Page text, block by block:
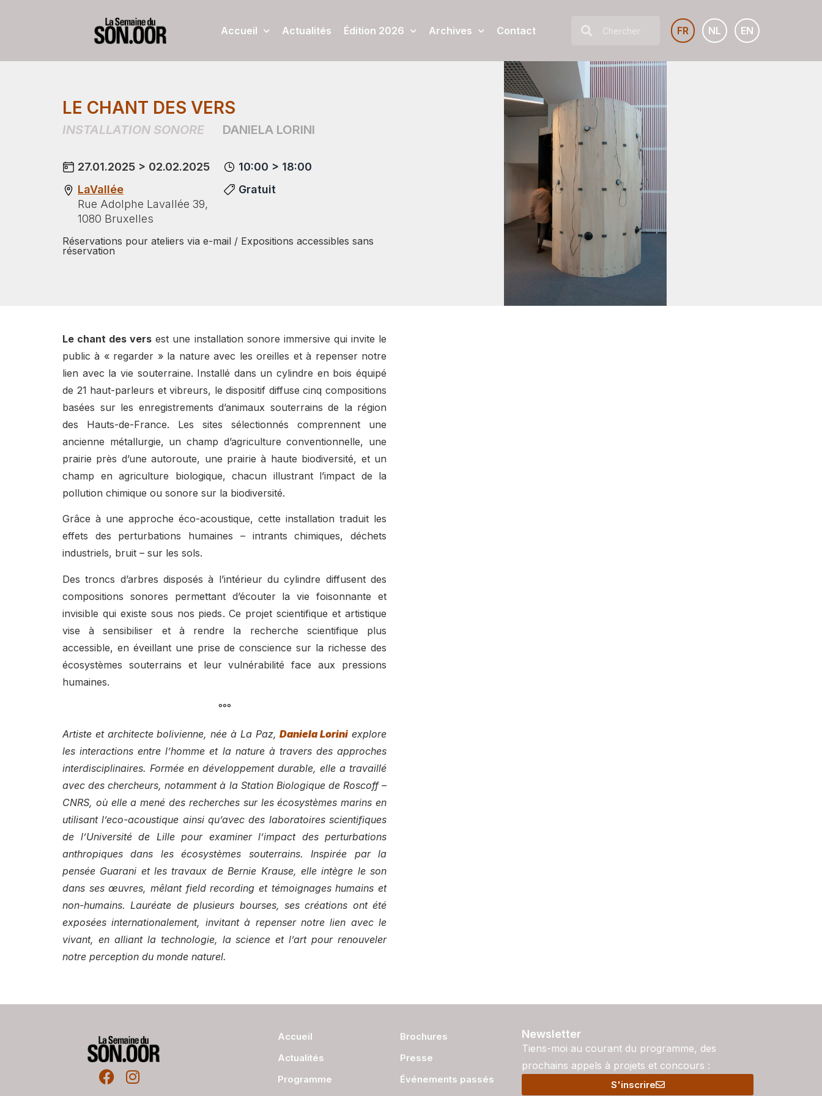
Accueil Actualités Édition 2026 Archives Contact FR NL EN
LE CHANT DES VERS
INSTALLATION SONORE DANIELA LORINI
27.01.2025 > 02.02.2025
LaVallée
Rue Adolphe Lavallée 39,
1080 Bruxelles
10:00 > 18:00
Gratuit
Réservations pour ateliers via e-mail / Expositions accessibles sans
réservation
Le chant des vers est une installation sonore immersive qui invite le
public à « regarder » la nature avec les oreilles et à repenser notre
lien avec la vie souterraine. Installé dans un cylindre en bois équipé
de 21 haut-parleurs et vibreurs, le dispositif diffuse cinq compositions
basées sur les enregistrements d’animaux souterrains de la région
des Hauts-de-France. Les sites sélectionnés comprennent une
ancienne métallurgie, un champ d’agriculture conventionnelle, une
prairie près d’une autoroute, une prairie à haute biodiversité, et un
champ en agriculture biologique, chacun illustrant l’impact de la
pollution chimique ou sonore sur la biodiversité.
Grâce à une approche éco-acoustique, cette installation traduit les
effets des perturbations humaines – intrants chimiques, déchets
industriels, bruit – sur les sols.
Des troncs d’arbres disposés à l’intérieur du cylindre diffusent des
compositions sonores permettant d’écouter la vie foisonnante et
invisible qui existe sous nos pieds. Ce projet scientifique et artistique
vise à sensibiliser et à rendre la recherche scientifique plus
accessible, en éveillant une prise de conscience sur la richesse des
écosystèmes souterrains et leur vulnérabilité face aux pressions
humaines.
°°°
Artiste et architecte bolivienne, née à La Paz,Daniela Lorini explore
les interactions entre l’homme et la nature à travers des approches
interdisciplinaires. Formée en développement durable, elle a travaillé
avec des chercheurs, notamment à la Station Biologique de Roscoff –
CNRS, où elle a mené des recherches sur les écosystèmes marins en
utilisant l’eco-acoustique ainsi qu’avec des laboratoires scientifiques
de l’Université de Lille pour examiner l’impact des perturbations
anthropiques dans les écosystèmes souterrains. Inspirée par la
pensée Guarani et les travaux de Bernie Krause, elle intègre le son
dans ses œuvres, mêlant field recording et témoignages humains et
non-humains. Lauréate de plusieurs bourses, ses créations ont été
exposées internationalement, invitant à repenser notre lien avec le
vivant, en alliant la technologie, la science et l’art pour renouveler
notre perception du monde naturel.
Accueil
Actualités
Programme
Brochures
Presse
Événements passés
Newsletter
Tiens-moi au courant du programme, des
prochains appels à projets et concours :
S'inscrire